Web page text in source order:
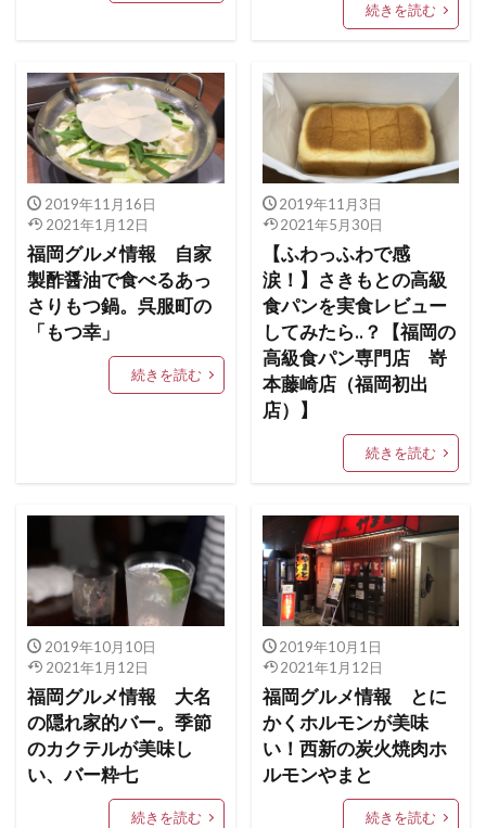
続きを読む
2019年11月16日
2021年1月12日
福岡グルメ情報 自家
製酢醤油で食べるあっ
さりもつ鍋。呉服町の
「もつ幸」
続きを読む
2019年11月3日
2021年5月30日
【ふわっふわで感
涙！】さきもとの高級
食パンを実食レビュー
してみたら..？【福岡の
高級食パン専門店 嵜
本藤崎店（福岡初出
店）】
続きを読む
2019年10月10日
2021年1月12日
福岡グルメ情報 大名
の隠れ家的バー。季節
のカクテルが美味し
い、バー粋七
続きを読む
2019年10月1日
2021年1月12日
福岡グルメ情報 とに
かくホルモンが美味
い！西新の炭火焼肉ホ
ルモンやまと
続きを読む